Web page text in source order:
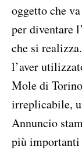
oggetto che
per diventare
che si
l’aver
Mole di
irreplicabile,
Annuncio
più